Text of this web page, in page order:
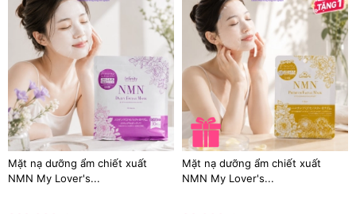
Mặt nạ dưỡng ẩm chiết xuất
NMN My Lover's...
Mặt nạ dưỡng ẩm chiết xuất
NMN My Lover's...